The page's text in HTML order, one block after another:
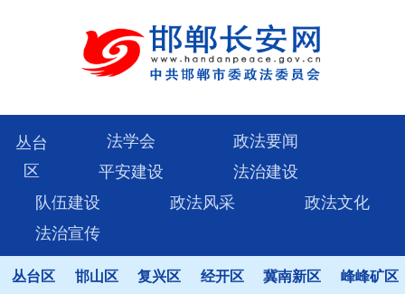
丛台
区
法学会
政法要闻
平安建设
法治建设
队伍建设
政法风采
政法文化
法治宣传
丛台区 邯山区 复兴区 经开区 冀南新区 峰峰矿区